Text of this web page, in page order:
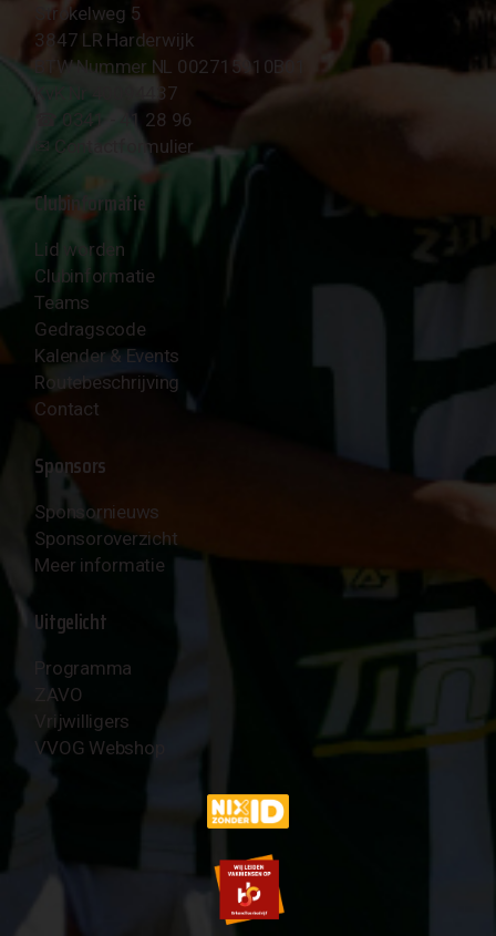
Strokelweg 5
3847 LR Harderwijk
BTW Nummer NL 002715910B01
KvK Nr 40094437
☎︎ 0341 - 41 28 96
✉︎ Contactformulier
Clubinformatie
Lid worden
Clubinformatie
Teams
Gedragscode
Kalender & Events
Routebeschrijving
Contact
Sponsors
Sponsornieuws
Sponsoroverzicht
Meer informatie
Uitgelicht
Programma
ZAVO
Vrijwilligers
VVOG Webshop